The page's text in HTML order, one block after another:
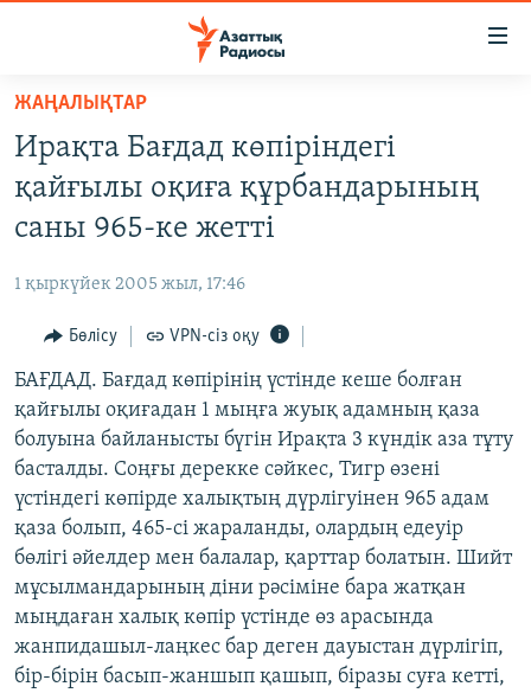
Skip
main
content
main
Navigation
Search
САЯСАТ
AZATTYQTV
АДАМ ҚҰҚЫҚТАРЫ
ӘЛЕУМЕТ
ӘЛЕМ
АРНАЙЫ ЖОБАЛАР
Русский
ЖАЗЫЛЫҢЫЗ
Басқа тілдерде
ЖАҢАЛЫҚТАР
Ирақта Бағдад көпіріндегі
қайғылы оқиға құрбандарының
саны 965-ке жетті
1 қыркүйек 2005 жыл, 17:46
Бөлісу VPN-сіз оқу
БАҒДАД. Бағдад көпірінің үстінде кеше болған
қайғылы оқиғадан 1 мыңға жуық адамның қаза
болуына байланысты бүгін Ирақта 3 күндік аза тұту
басталды. Соңғы дерекке сәйкес, Тигр өзені
үстіндегі көпірде халықтың дүрлігуінен 965 адам
қаза болып, 465-сі жараланды, олардың едеуір
бөлігі әйелдер мен балалар, қарттар болатын. Шийт
мұсылмандарының діни рәсіміне бара жатқан
мыңдаған халық көпір үстінде өз арасында
жанпидашыл-лаңкес бар деген дауыстан дүрлігіп,
бір-бірін басып-жаншып қашып, біразы суға кетті,